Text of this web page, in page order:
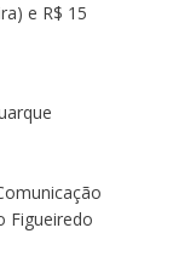
e R$ 15
Figueiredo